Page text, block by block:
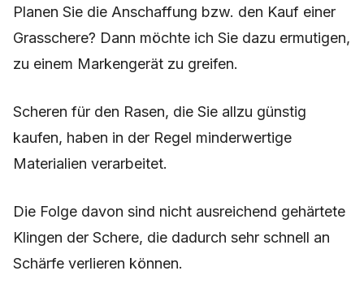
Planen Sie die Anschaffung bzw. den Kauf einer
Grasschere? Dann möchte ich Sie dazu ermutigen,
zu einem Markengerät zu greifen.
Scheren für den Rasen, die Sie allzu günstig
kaufen, haben in der Regel minderwertige
Materialien verarbeitet.
Die Folge davon sind nicht ausreichend gehärtete
Klingen der Schere, die dadurch sehr schnell an
Schärfe verlieren können.